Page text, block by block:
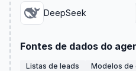
DeepSeek
Fontes de dados do
Listas de leads Modelos de